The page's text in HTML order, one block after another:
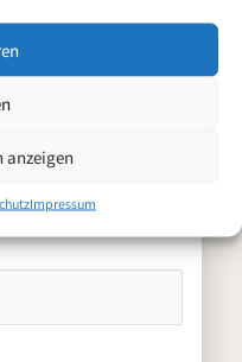
anzeigen
Impressum